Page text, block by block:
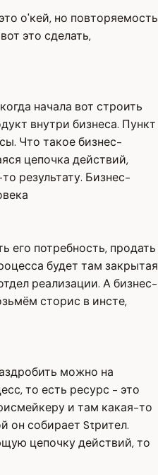
о'кей, но повторяемость
это сделать,
начала вот строить
внутри бизнеса. Пункт
Что такое бизнес-
цепочка действий,
результату. Бизнес-
его потребность, продать
будет там закрытая
реализации. А бизнес-
сторис в инсте,
можно на
то есть ресурс - это
и там какая-то
он собирает Stрител.
цепочку действий, то